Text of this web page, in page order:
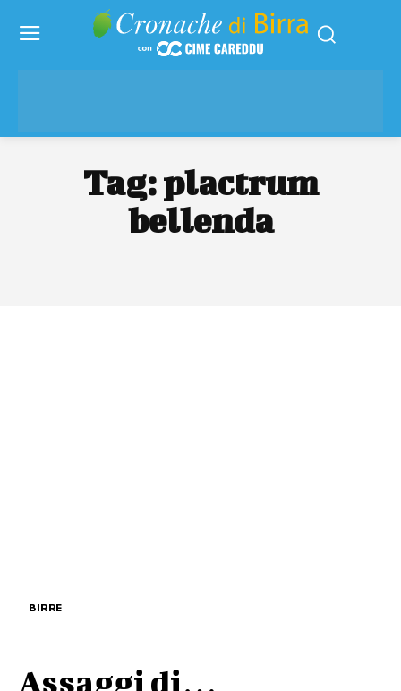
Tag:plactrum
bellenda
BIRRE
Assaggi di…